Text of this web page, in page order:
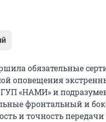
обязательные
оповещения
«НАМИ» и
фронтальный и
и точность